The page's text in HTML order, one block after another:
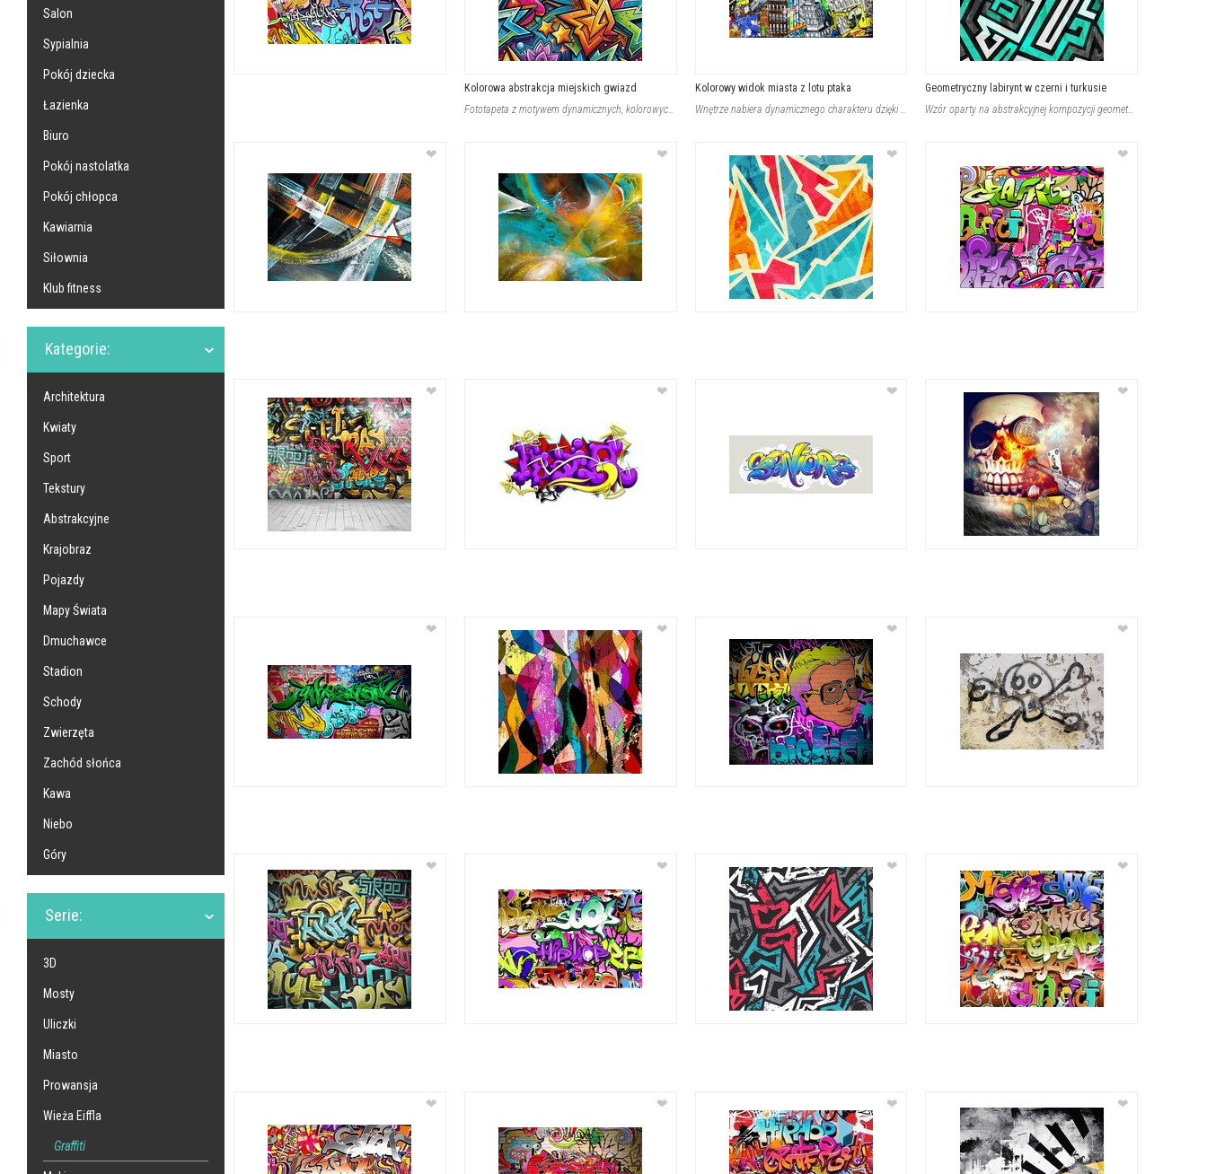
Salon
Sypialnia
Pokój dziecka
Łazienka
Biuro
Pokój nastolatka
Pokój chłopca
Kawiarnia
Siłownia
Klub fitness
Kategorie:
Architektura
Kwiaty
Sport
Tekstury
Abstrakcyjne
Krajobraz
Pojazdy
Mapy Świata
Dmuchawce
Stadion
Schody
Zwierzęta
Zachód słońca
Kawa
Niebo
Góry
Serie:
3D
Mosty
Uliczki
Miasto
Prowansja
Wieża Eiffla
Graffiti
Kolorowa abstrakcja miejskich gwiazd
Fototapeta z motywem dynamicznych, kolorowych graffiti tworzących abstrakcyjną m
Kolorowy widok miasta z lotu ptaka
Wnętrze nabiera dynamicznego charakteru dzięki temu motywowi przedstawiającemu r
Geometryczny labirynt w czerni i turkusie
Wzór oparty na abstrakcyjnej kompozycji geometrycznych linii prostych tworzy efe
❤ ❤ ❤ ❤
❤ ❤ ❤ ❤
❤ ❤ ❤ ❤
❤ ❤ ❤ ❤
❤ ❤ ❤ ❤